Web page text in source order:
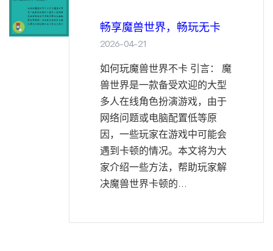
畅享魔兽世界，畅玩无卡
2026-04-21
如何玩魔兽世界不卡 引言： 魔
兽世界是一款备受欢迎的大型
多人在线角色扮演游戏，由于
网络问题或电脑配置低等原
因，一些玩家在游戏中可能会
遇到卡顿的情况。本文将为大
家介绍一些方法，帮助玩家解
决魔兽世界卡顿的...